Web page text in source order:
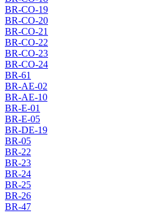
BR-CO-19
BR-CO-20
BR-CO-21
BR-CO-22
BR-CO-23
BR-CO-24
BR-61
BR-AE-02
BR-AE-10
BR-E-01
BR-E-05
BR-DE-19
BR-05
BR-22
BR-23
BR-24
BR-25
BR-26
BR-47